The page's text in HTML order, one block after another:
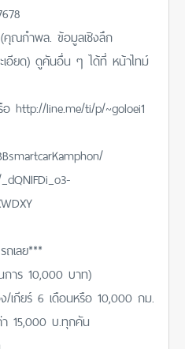
คุณกำพล. ข้อมูลเชิงลึก
เอียด) ดูคันอื่น ๆ ได้ที่ หน้าไทม์
http://line.me/ti/p/~goloei1
เลย***
การ 10,000 บาท)
/เกียร์ 6 เดือนหรือ 10,000 กม.
15,000 บ.ทุกคัน